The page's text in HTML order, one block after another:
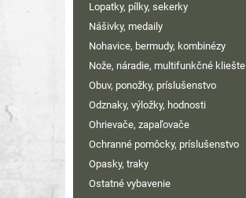
Lopatky, pílky, sekerky
Nášivky, medaily
Nohavice, bermudy, kombinézy
Nože, náradie, multifunkčné kliešte
Obuv, ponožky, príslušenstvo
Odznaky, výložky, hodnosti
Ohrievače, zapaľovače
Ochranné pomôcky, príslušenstvo
Opasky, traky
Ostatné vybavenie